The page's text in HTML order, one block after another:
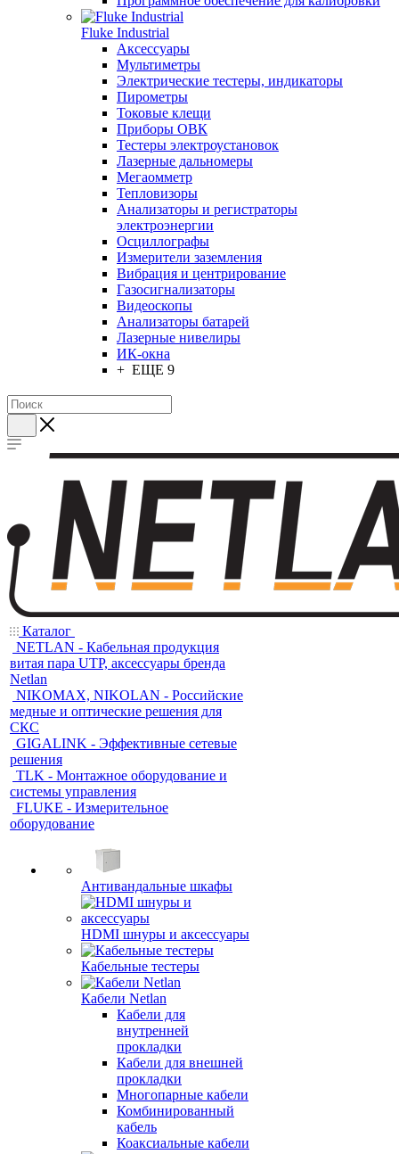
Fluke Industrial
Аксессуары
Мультиметры
Электрические тестеры, индикаторы
Пирометры
Токовые клещи
Приборы ОВК
Тестеры электроустановок
Лазерные дальномеры
Мегаомметр
Тепловизоры
Анализаторы и регистраторы
электроэнергии
Осциллографы
Измерители заземления
Вибрация и центрирование
Газосигнализаторы
Видеоскопы
Анализаторы батарей
Лазерные нивелиры
ИК-окна
+ ЕЩЕ 9
Каталог
NETLAN - Кабельная продукция
витая пара UTP, аксессуары бренда
Netlan
NIKOMAX, NIKOLAN - Российские
медные и оптические решения для
СКС
GIGALINK - Эффективные сетевые
решения
TLK - Монтажное оборудование и
системы управления
FLUKE - Измерительное
оборудование
Антивандальные шкафы
HDMI шнуры и аксессуары
Кабельные тестеры
Кабели Netlan
Кабели для
внутренней
прокладки
Кабели для внешней
прокладки
Многопарные кабели
Комбинированный
кабель
Коаксиальные кабели